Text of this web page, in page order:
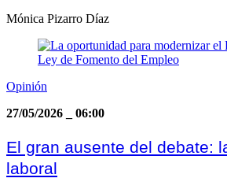
Mónica Pizarro Díaz
Opinión
27/05/2026
06:00
El gran ausente del debate:
laboral